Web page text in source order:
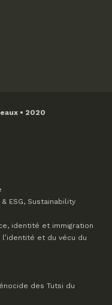
• 2020
ESG, Sustainability
identité et immigration
et du vécu du
des Tutsi du